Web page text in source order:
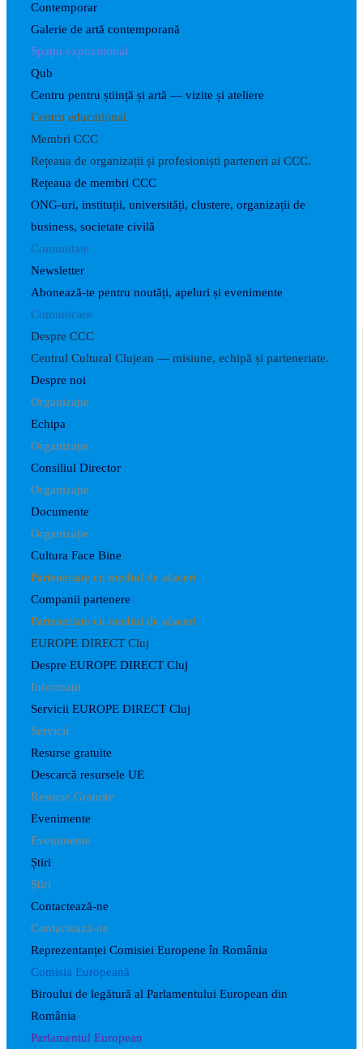
Contemporar
Galerie de artă contemporană
Spațiu expozițional
Qub
Centru pentru știință și artă — vizite și ateliere
Centru educațional
Membri CCC
Rețeaua de organizații și profesioniști parteneri ai CCC.
Rețeaua de membri CCC
ONG-uri, instituții, universități, clustere, organizații de
business, societate civilă
Comunitate
Newsletter
Abonează-te pentru noutăți, apeluri și evenimente
Comunicare
Despre CCC
Centrul Cultural Clujean — misiune, echipă și parteneriate.
Despre noi
Organizație
Echipa
Organizație
Consiliul Director
Organizație
Documente
Organizație
Cultura Face Bine
Parteneriate cu mediul de afaceri
Companii partenere
Parteneriate cu mediul de afaceri
EUROPE DIRECT Cluj
Despre EUROPE DIRECT Cluj
Informații
Servicii EUROPE DIRECT Cluj
Servicii
Resurse gratuite
Descarcă resursele UE
Resurse Gratuite
Evenimente
Evenimente
Știri
Știri
Contactează-ne
Contactează-ne
Reprezentanței Comisiei Europene în România
Comisia Europeană
Biroului de legătură al Parlamentului European din
România
Parlamentul European